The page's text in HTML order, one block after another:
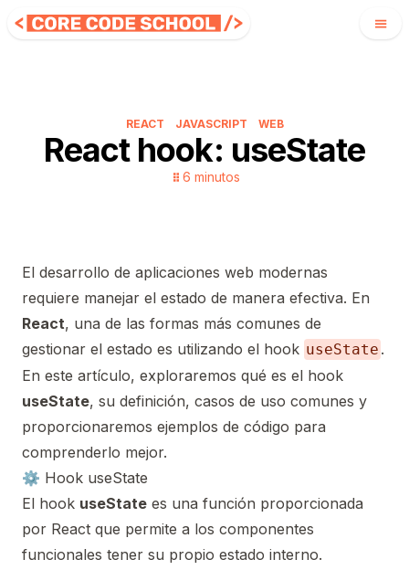
REACT JAVASCRIPT WEB
React hook: useState
6 minutos
El desarrollo de aplicaciones web modernas
requiere manejar el estado de manera efectiva. En
React, una de las formas más comunes de
gestionar el estado es utilizando el hook useState .
En este artículo, exploraremos qué es el hook
useState, su definición, casos de uso comunes y
proporcionaremos ejemplos de código para
comprenderlo mejor.
⚙ Hook useState
El hook useState es una función proporcionada
por React que permite a los componentes
funcionales tener su propio estado interno.